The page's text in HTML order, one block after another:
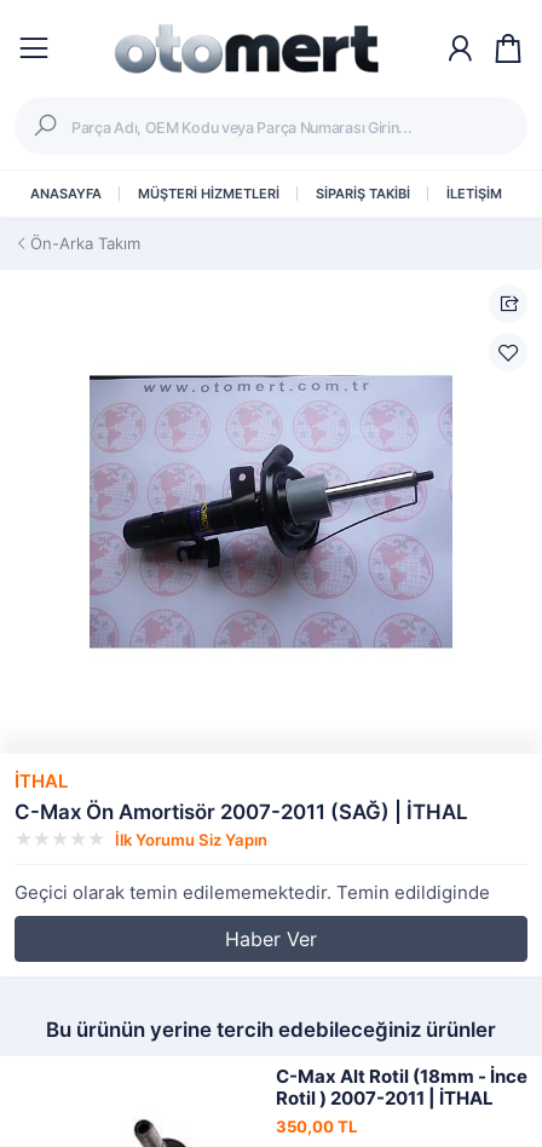
ANASAYFA MÜŞTERİ HİZMETLERİ SİPARİŞ TAKİBİ İLETİŞİM
Ön-Arka Takım
İTHAL
C-Max Ön Amortisör 2007-2011 (SAĞ) | İTHAL
İlk Yorumu Siz Yapın
Geçici olarak temin edilememektedir. Temin edildiginde
Haber Ver
Bu ürünün yerine tercih edebileceğiniz ürünler
C-Max Alt Rotil (18mm - İnce
Rotil ) 2007-2011 | İTHAL
350,00 TL